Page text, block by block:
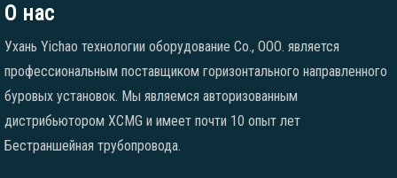
О нас
Ухань Yichao технологии оборудование Co., ООО. является
профессиональным поставщиком горизонтального направленного
буровых установок. Мы являемся авторизованным
дистрибьютором XCMG и имеет почти 10 опыт лет
Бестраншейная трубопровода.